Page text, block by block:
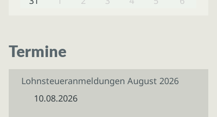
Termine
Lohnsteueranmeldungen August 2026
10.08.2026